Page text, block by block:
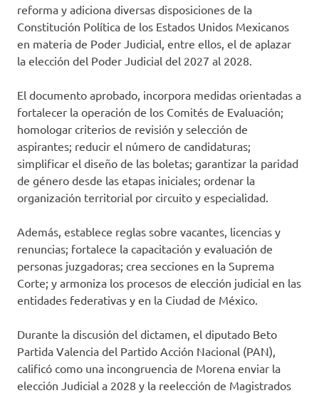
reforma y adiciona diversas disposiciones de la
Constitución Política de los Estados Unidos Mexicanos
en materia de Poder Judicial, entre ellos, el de aplazar
la elección del Poder Judicial del 2027 al 2028.
El documento aprobado, incorpora medidas orientadas a
fortalecer la operación de los Comités de Evaluación;
homologar criterios de revisión y selección de
aspirantes; reducir el número de candidaturas;
simplificar el diseño de las boletas; garantizar la paridad
de género desde las etapas iniciales; ordenar la
organización territorial por circuito y especialidad.
Además, establece reglas sobre vacantes, licencias y
renuncias; fortalece la capacitación y evaluación de
personas juzgadoras; crea secciones en la Suprema
Corte; y armoniza los procesos de elección judicial en las
entidades federativas y en la Ciudad de México.
Durante la discusión del dictamen, el diputado Beto
Partida Valencia del Partido Acción Nacional (PAN),
calificó como una incongruencia de Morena enviar la
elección Judicial a 2028 y la reelección de Magistrados